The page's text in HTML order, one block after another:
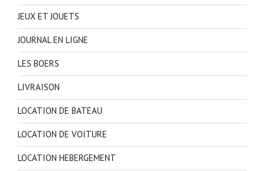
JEUX ET JOUETS
JOURNAL EN LIGNE
LES BOERS
LIVRAISON
LOCATION DE BATEAU
LOCATION DE VOITURE
LOCATION HEBERGEMENT